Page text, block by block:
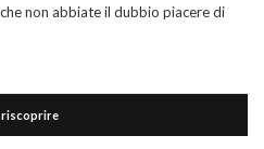
non abbiate il dubbio piacere di
riscoprire